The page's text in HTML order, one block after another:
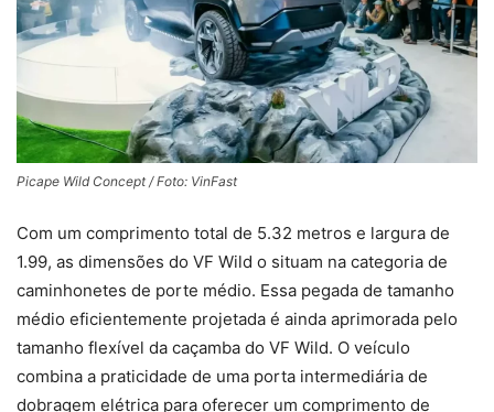
Picape Wild Concept / Foto: VinFast
Com um comprimento total de 5.32 metros e largura de
1.99, as dimensões do VF Wild o situam na categoria de
caminhonetes de porte médio. Essa pegada de tamanho
médio eficientemente projetada é ainda aprimorada pelo
tamanho flexível da caçamba do VF Wild. O veículo
combina a praticidade de uma porta intermediária de
dobragem elétrica para oferecer um comprimento de